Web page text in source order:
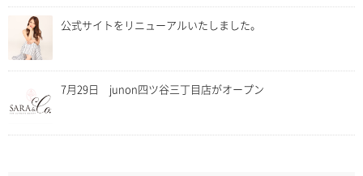
公式サイトをリニューアルいたしました。
7月29日 junon四ツ谷三丁目店がオープン